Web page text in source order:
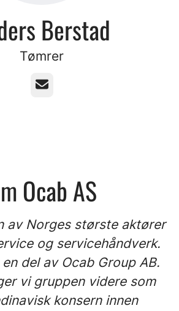
Berstad
Tømrer
E-post
Ocab AS
av Norges største aktører
og servicehåndverk.
del av Ocab Group AB.
vi gruppen videre som
konsern innen